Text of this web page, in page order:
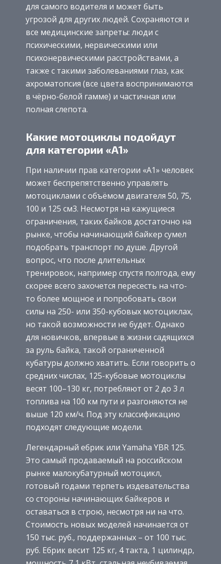
для самого водителя и может быть
угрозой для других людей. Сохраняются и
все медицинские запреты: люди с
психическими, нервическими или
психонервическими расстройствами, а
также с такими заболеваниями глаз, как
ахроматопсия (все цвета воспринимаются
в чёрно-белой гамме) и частичная или
полная слепота.
Какие мотоциклы подойдут
для категории «А1»
При наличии прав категории «А1» человек
может беспрепятственно управлять
мотоциклами с объёмом двигателя 50, 75,
100 и 125 см3. Несмотря на кажущиеся
ограничения, таких байков достаточно на
рынке, чтобы начинающий байкер сумел
подобрать транспорт по душе. Другой
вопрос, что после длительных
тренировок, например спустя полгода, ему
скорее всего захочется пересесть на что-
то более мощное и попробовать свои
силы на 250- или 350-кубовых мотоциклах,
но такой возможности не будет. Однако
для новичков, впервые в жизни садящихся
за руль байка, такой ограниченной
кубатуры должно хватить. Если говорить о
средних числах, 125-кубовые мотоциклы
весят 100–130 кг, потребляют от 2 до 3 л
топлива на 100 км пути и разгоняются не
выше 120 км/ч. Под эту классификацию
подходят следующие модели.
Легендарный ебрик или Yamaha YBR 125.
Это самый продаваемый на российском
рынке малокубатурный мотоцикл,
готовый годами терпеть издевательства
со стороны начинающих байкеров и
оставаться в строю, несмотря ни на что.
Стоимость новых моделей начинается от
150 тыс. руб., поддержанных – от 100 тыс.
руб. Ебрик весит 125 кг, 4 такта, 1 цилиндр,